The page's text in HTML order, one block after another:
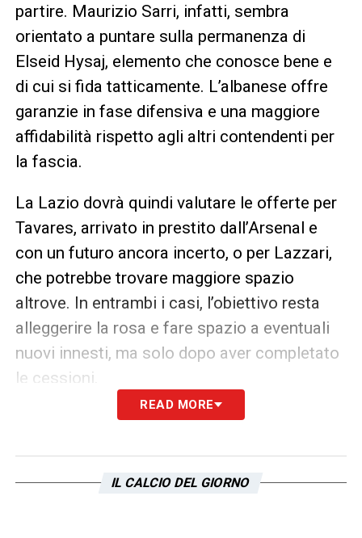
partire. Maurizio Sarri, infatti, sembra
orientato a puntare sulla permanenza di
Elseid Hysaj, elemento che conosce bene e
di cui si fida tatticamente. L’albanese offre
garanzie in fase difensiva e una maggiore
affidabilità rispetto agli altri contendenti per
la fascia.
La Lazio dovrà quindi valutare le offerte per
Tavares, arrivato in prestito dall’Arsenal e
con un futuro ancora incerto, o per Lazzari,
che potrebbe trovare maggiore spazio
altrove. In entrambi i casi, l’obiettivo resta
alleggerire la rosa e fare spazio a eventuali
nuovi innesti, ma solo dopo aver completato
le cessioni.
Calciomercato Lazioè in piena attività,
penserà agli acquisti. Le prossime settimane
READ MORE
IL CALCIO DEL GIORNO